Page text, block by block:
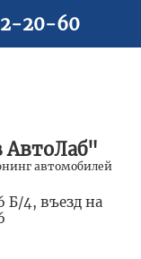
20-60
АвтоЛаб"
автомобилей
Б/4, въезд на